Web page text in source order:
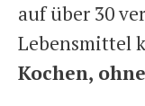
auf über 30
Lebensmittel
Kochen,